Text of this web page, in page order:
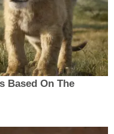
Based On The